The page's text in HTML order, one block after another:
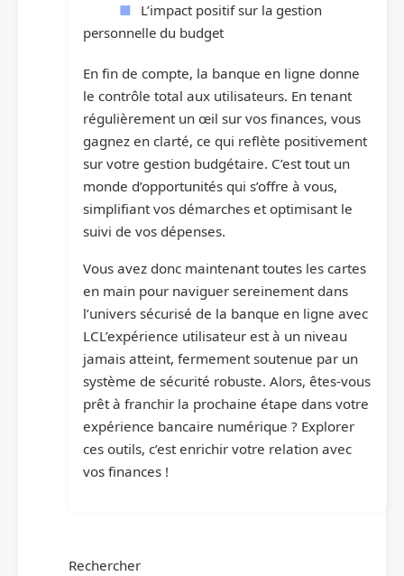
L’impact positif sur la gestion
personnelle du budget
En fin de compte, la banque en ligne donne
le contrôle total aux utilisateurs. En tenant
régulièrement un œil sur vos finances, vous
gagnez en clarté, ce qui reflète positivement
sur votre gestion budgétaire. C’est tout un
monde d’opportunités qui s’offre à vous,
simplifiant vos démarches et optimisant le
suivi de vos dépenses.
Vous avez donc maintenant toutes les cartes
en main pour naviguer sereinement dans
l’univers sécurisé de la banque en ligne avec
LCL’expérience utilisateur est à un niveau
jamais atteint, fermement soutenue par un
système de sécurité robuste. Alors, êtes-vous
prêt à franchir la prochaine étape dans votre
expérience bancaire numérique ? Explorer
ces outils, c’est enrichir votre relation avec
vos finances !
Rechercher